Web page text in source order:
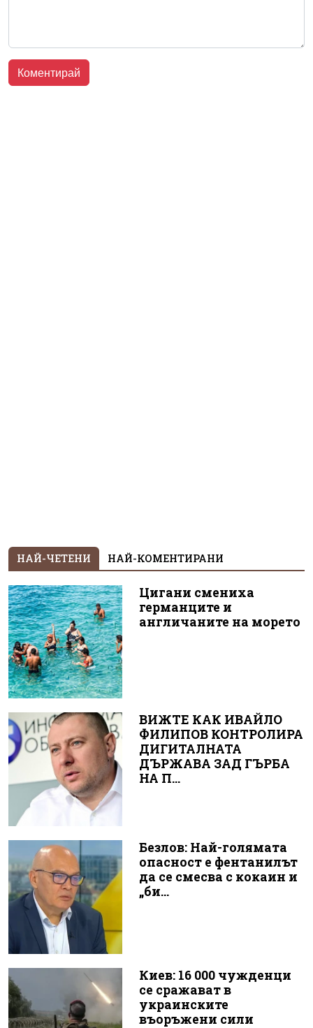
НАЙ-ЧЕТЕНИ НАЙ-КОМЕНТИРАНИ
Цигани смениха
германците и
англичаните на морето
ВИЖТЕ КАК ИВАЙЛО
ФИЛИПОВ КОНТРОЛИРА
ДИГИТАЛНАТА
ДЪРЖАВА ЗАД ГЪРБА
НА П...
Безлов: Най-голямата
опасност е фентанилът
да се смесва с кокаин и
„би...
Киев: 16 000 чужденци
се сражават в
украинските
въоръжени сили